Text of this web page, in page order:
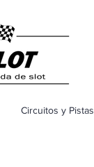
Circuitos y Pistas